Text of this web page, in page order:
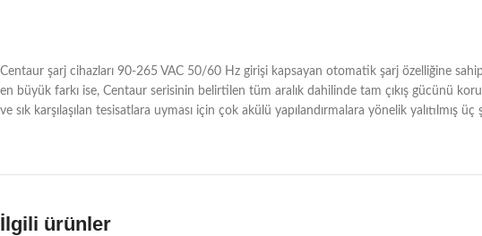
Centaur şarj cihazları 90-265 VAC 50/60 Hz girişi kapsayan otomatik şarj özelliğine
en büyük farkı ise, Centaur serisinin belirtilen tüm aralık dahilinde tam çıkış gücünü
ve sık karşılaşılan tesisatlara uyması için çok akülü yapılandırmalara yönelik yalıtılmış
İlgili ürünler